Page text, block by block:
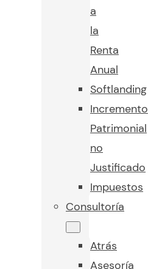
a
la
Renta
Anual
Softlanding
Incremento
Patrimonial
no
Justificado
Impuestos
Consultoría
Atrás
Asesoría